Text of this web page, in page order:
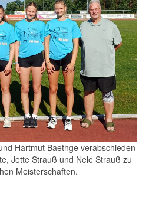
Hartmut Baethge verabschieden
Jette Strauß und Nele Strauß zu
Meisterschaften.